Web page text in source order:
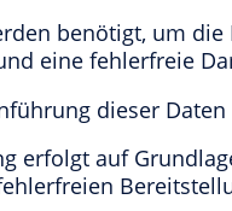
benötigt, um
eine fehlerfreie
dieser
erfolgt auf